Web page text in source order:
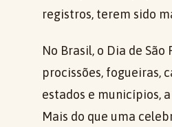
registros, terem sido
No Brasil, o Dia de
procissões, fogueiras,
estados e municípios,
Mais do que uma